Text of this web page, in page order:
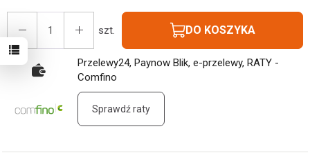
szt. DO KOSZYKA
Przelewy24, Paynow Blik, e-przelewy, RATY -
Comfino
Sprawdź raty